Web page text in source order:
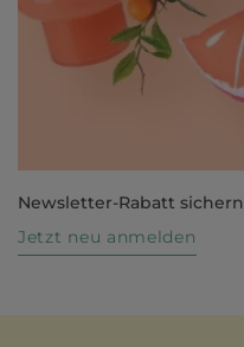
Newsletter-Rabatt sichern
Jetzt neu anmelden